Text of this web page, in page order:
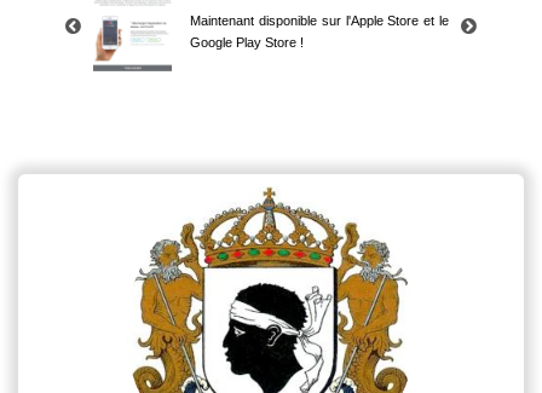
Maintenant disponible sur l'Apple Store et le
Google Play Store !
Google Play Store !